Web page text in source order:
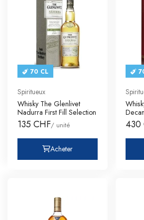
70 CL
Spiritueux
Whisky The Glenlivet
Nadurra First Fill Selection
135 CHF/ unité
Acheter
Single
430